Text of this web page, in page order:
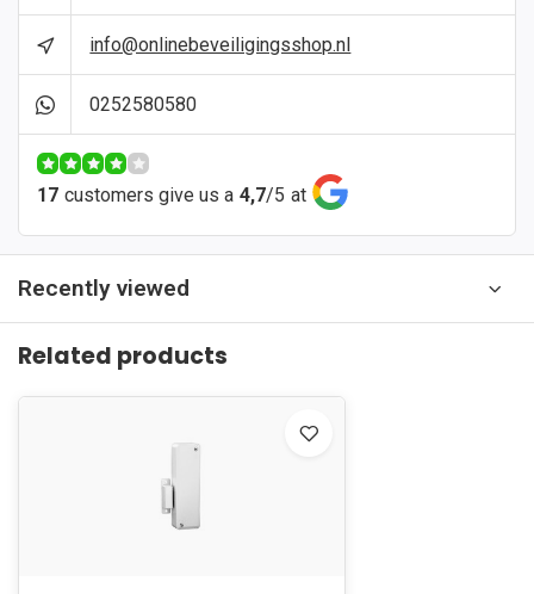
info@onlinebeveiligingsshop.nl
0252580580
17 customers give us a 4,7/5 at
Recently viewed
Related products